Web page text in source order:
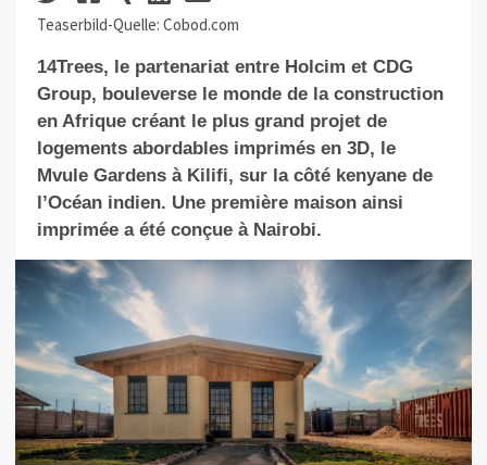
Teaserbild-Quelle: Cobod.com
14Trees, le partenariat entre Holcim et CDG
Group, bouleverse le monde de la construction
en Afrique créant le plus grand projet de
logements abordables imprimés en 3D, le
Mvule Gardens à Kilifi, sur la côté kenyane de
l’Océan indien. Une première maison ainsi
imprimée a été conçue à Nairobi.